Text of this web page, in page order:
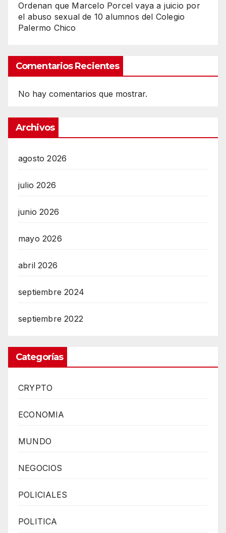
Ordenan que Marcelo Porcel vaya a juicio por
el abuso sexual de 10 alumnos del Colegio
Palermo Chico
Comentarios Recientes
No hay comentarios que mostrar.
Archivos
agosto 2026
julio 2026
junio 2026
mayo 2026
abril 2026
septiembre 2024
septiembre 2022
Categorías
CRYPTO
ECONOMIA
MUNDO
NEGOCIOS
POLICIALES
POLITICA